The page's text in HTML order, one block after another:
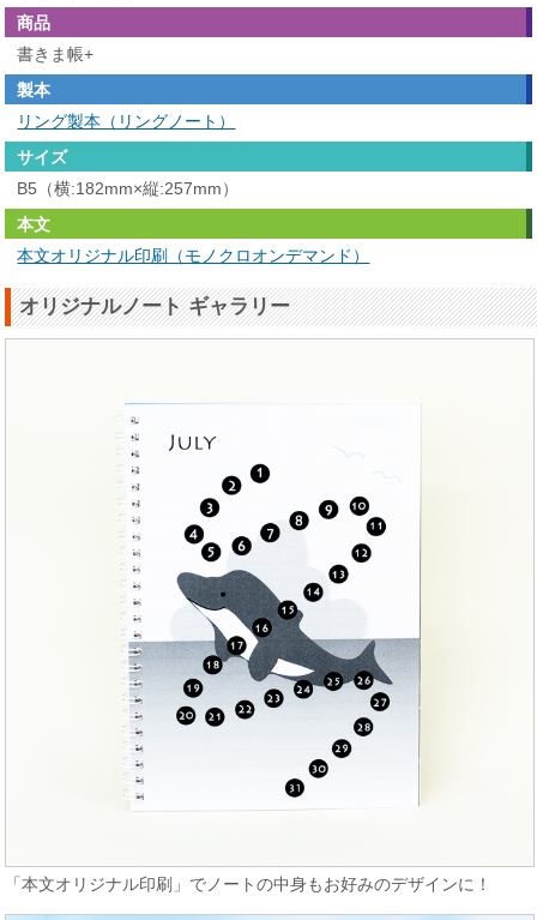
商品
書きま帳+
製本
リング製本（リングノート）
サイズ
B5（横:182mm×縦:257mm）
本文
本文オリジナル印刷（モノクロオンデマンド）
オリジナルノート ギャラリー
「本文オリジナル印刷」でノートの中身もお好みのデザインに！